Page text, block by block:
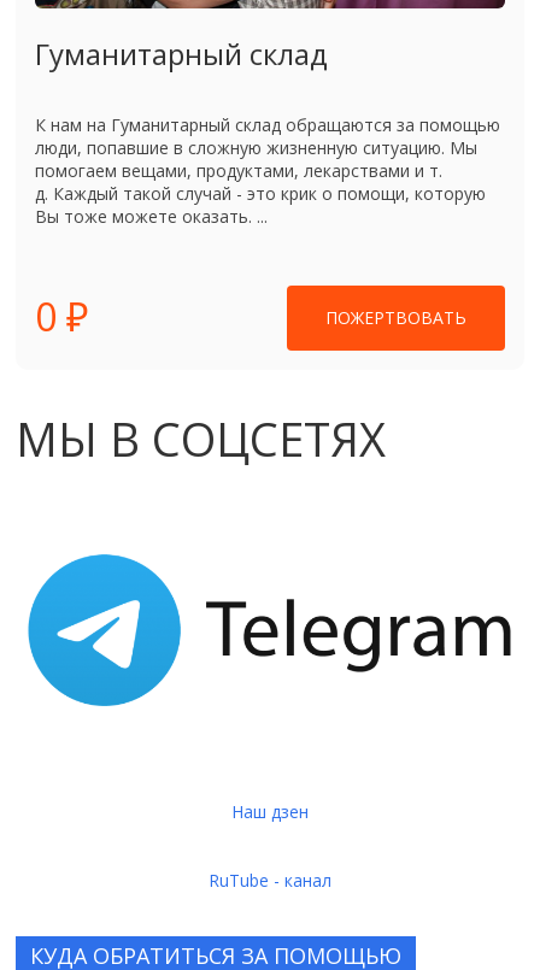
Гуманитарный склад
К нам на Гуманитарный склад обращаются за помощью
люди, попавшие в сложную жизненную ситуацию. Мы
помогаем вещами, продуктами, лекарствами и т.
д. Каждый такой случай - это крик о помощи, которую
Вы тоже можете оказать. ...
0 ₽ ПОЖЕРТВОВАТЬ
МЫ В СОЦСЕТЯХ
Наш дзен
RuTube - канал
КУДА ОБРАТИТЬСЯ ЗА ПОМОЩЬЮ